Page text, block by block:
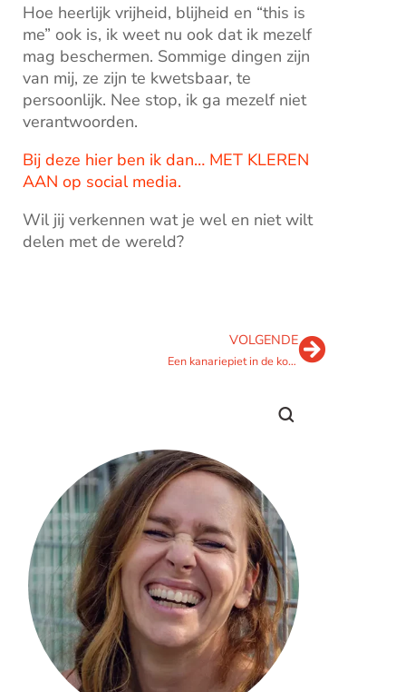
Hoe heerlijk vrijheid, blijheid en “this is
me” ook is, ik weet nu ook dat ik mezelf
mag beschermen. Sommige dingen zijn
van mij, ze zijn te kwetsbaar, te
persoonlijk. Nee stop, ik ga mezelf niet
verantwoorden.
Bij deze hier ben ik dan… MET KLEREN
AAN op social media.
Wil jij verkennen wat je wel en niet wilt
delen met de wereld?
VOLGENDE
Een kanariepiet in de kolenmijn